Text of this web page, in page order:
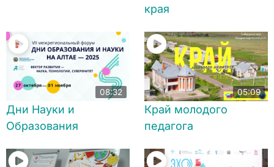
края
08:32
Дни Науки и
Образования
05:09
Край молодого
педагога